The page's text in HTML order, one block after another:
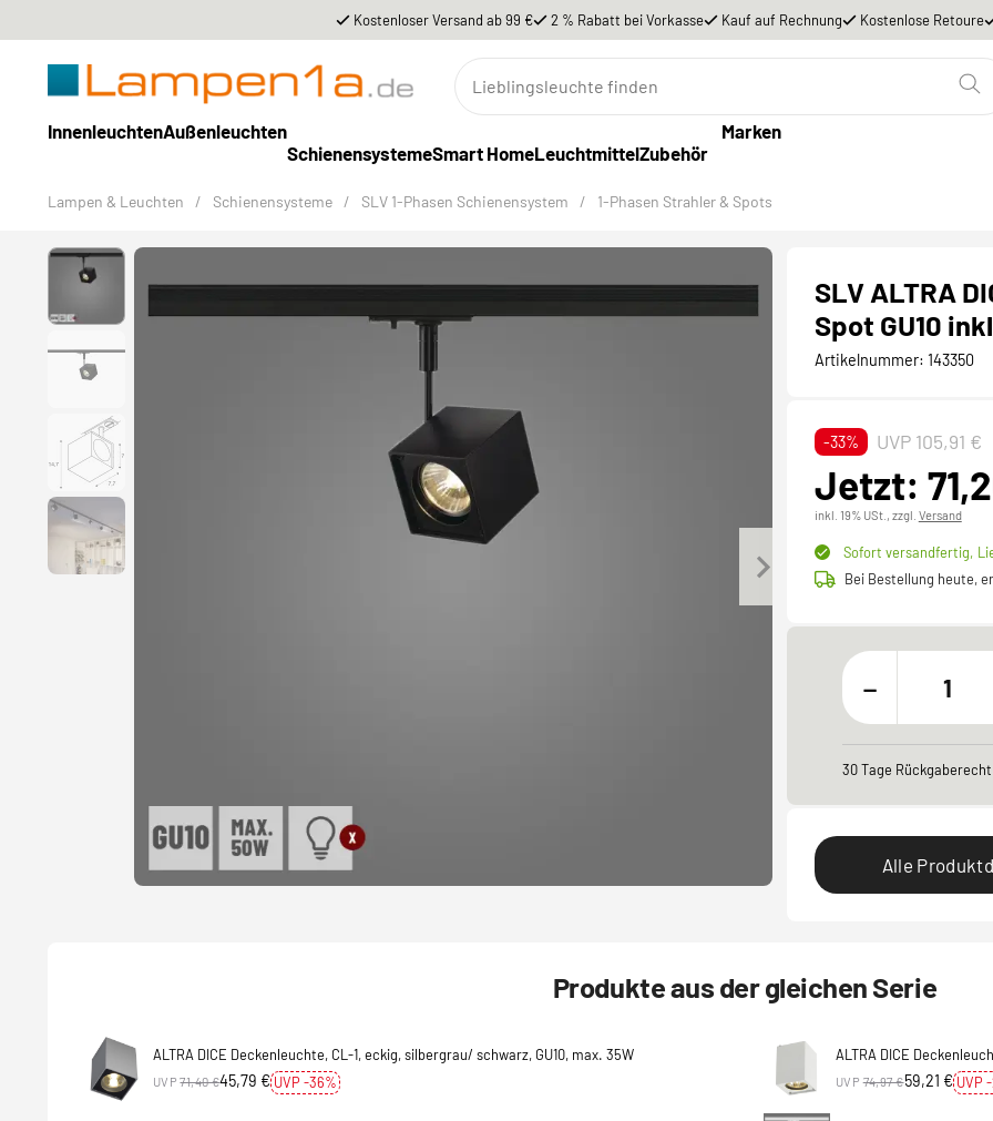
Kostenloser Versand ab 99 € 2 % Rabatt bei Vorkasse Kauf auf Rechnung Kostenlose Retoure
InnenleuchtenAußenleuchten
SchienensystemeSmart HomeLeuchtmittelZubehör
Marken
Lampen & Leuchten / Schienensysteme / SLV 1-Phasen Schienensystem / 1-Phasen Strahler & Spots
SLV ALTRA
Spot GU10
Artikelnummer: 143350
-33% UVP 105,91 €
Jetzt:
inkl. 19% USt., zzgl. Versand
Sofort versandfertig,
Bei Bestellung heute,
-
30 Tage Rückgaberecht
Alle
Produkte aus der gleichen Serie
ALTRA DICE Deckenleuchte, CL-1, eckig, silbergrau/ schwarz, GU10, max. 35W
45,79 € UVP -36%
UVP 71,40 €
ALTRA DICE
59,21 € UVP
UVP 74,97 €